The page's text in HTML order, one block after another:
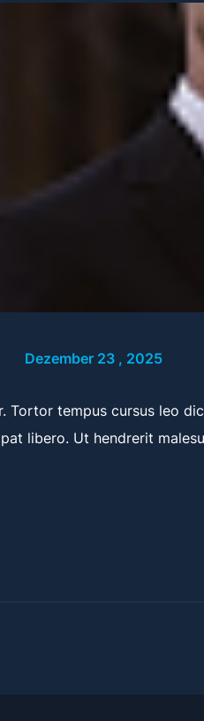
Dezember 23 , 2025
Tortor tempus cursus leo
libero. Ut hendrerit